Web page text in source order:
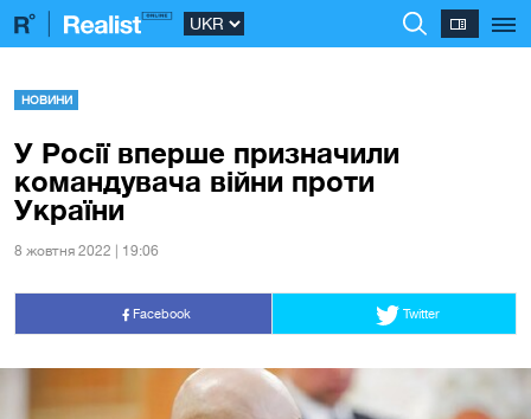
НОВИНИ
У Росії вперше призначили
командувача війни проти
України
8 жовтня 2022 | 19:06
Facebook Twitter